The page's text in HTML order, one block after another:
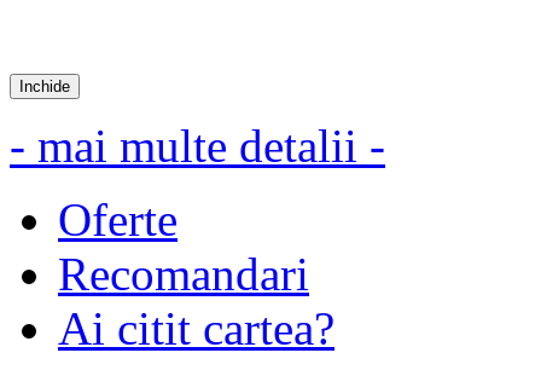
Inchide
- mai multe detalii -
Oferte
Recomandari
Ai citit cartea?